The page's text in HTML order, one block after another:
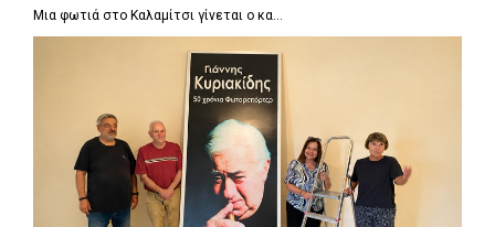
Μια φωτιά στο Καλαμίτσι γίνεται ο κα...